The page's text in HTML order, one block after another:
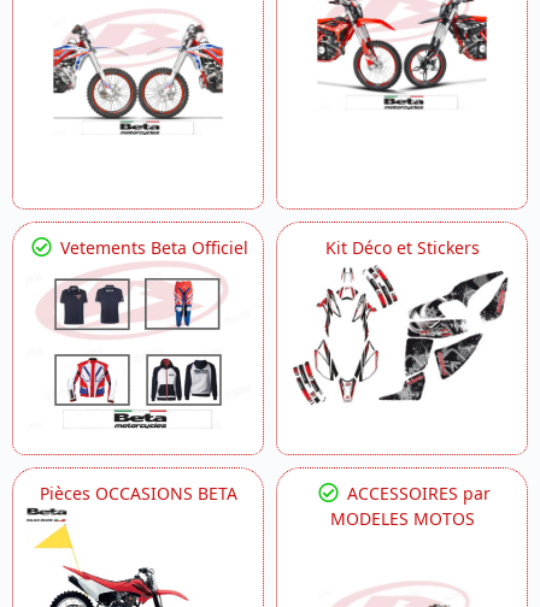
Vetements Beta Officiel Kit Déco et Stickers
Pièces OCCASIONS BETA
ACCESSOIRES par
MODELES MOTOS